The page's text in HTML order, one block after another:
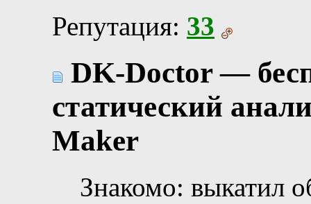
Репутация: 33
DK-Doctor —
статический
Maker
Знакомо: выкатил